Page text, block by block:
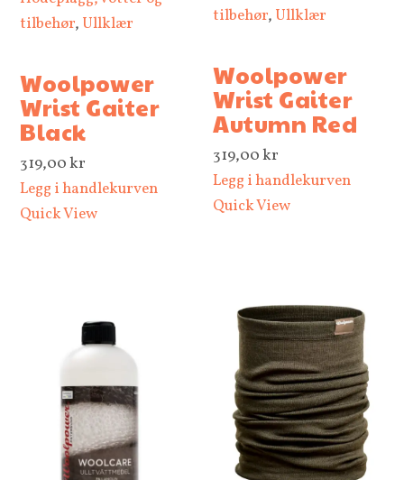
tilbehør, Ullklær
Woolpower
Wrist Gaiter
Black
319,00kr
Legg i handlekurven
Quick View
tilbehør, Ullklær
Woolpower
Wrist Gaiter
Autumn Red
319,00kr
Legg i handlekurven
Quick View